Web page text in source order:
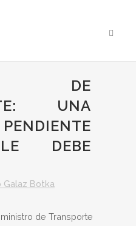
DE
UNA
DEBE
Galaz Botka